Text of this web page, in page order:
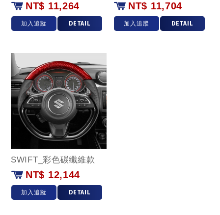
NT$ 11,264
加入追蹤 DETAIL
NT$ 11,704
加入追蹤 DETAIL
SWIFT_彩色碳纖維款
NT$ 12,144
加入追蹤 DETAIL